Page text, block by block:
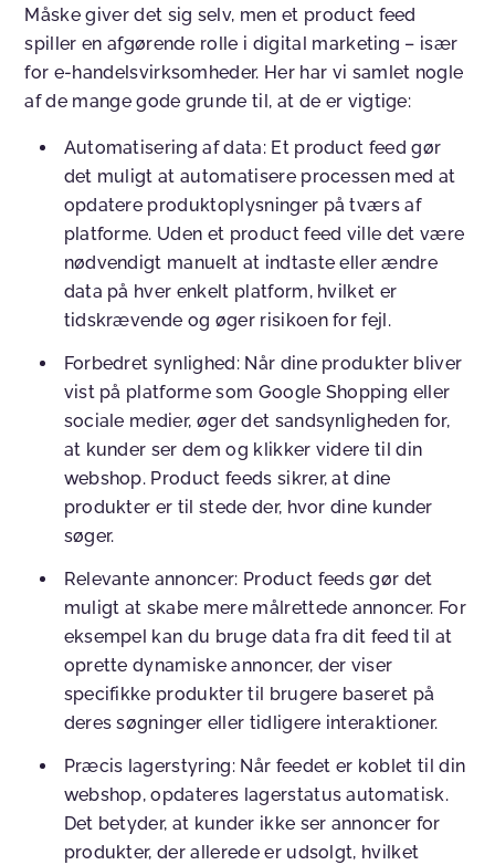
Måske giver det sig selv, men et product feed
spiller en afgørende rolle i digital marketing – især
for e-handelsvirksomheder. Her har vi samlet nogle
af de mange gode grunde til, at de er vigtige:
Automatisering af data: Et product feed gør
det muligt at automatisere processen med at
opdatere produktoplysninger på tværs af
platforme. Uden et product feed ville det være
nødvendigt manuelt at indtaste eller ændre
data på hver enkelt platform, hvilket er
tidskrævende og øger risikoen for fejl.
Forbedret synlighed: Når dine produkter bliver
vist på platforme som Google Shopping eller
sociale medier, øger det sandsynligheden for,
at kunder ser dem og klikker videre til din
webshop. Product feeds sikrer, at dine
produkter er til stede der, hvor dine kunder
søger.
Relevante annoncer: Product feeds gør det
muligt at skabe mere målrettede annoncer. For
eksempel kan du bruge data fra dit feed til at
oprette dynamiske annoncer, der viser
specifikke produkter til brugere baseret på
deres søgninger eller tidligere interaktioner.
Præcis lagerstyring: Når feedet er koblet til din
webshop, opdateres lagerstatus automatisk.
Det betyder, at kunder ikke ser annoncer for
produkter, der allerede er udsolgt, hvilket